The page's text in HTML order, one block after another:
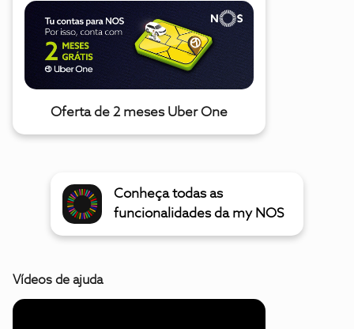
Oferta de 2 meses Uber One
Conheça todas as
funcionalidades da my NOS
Vídeos de ajuda